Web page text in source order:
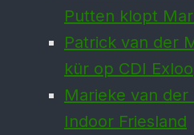
Putten klopt
Patrick van der
kür op CDI Exloo
Marieke van der
Indoor Fries­land